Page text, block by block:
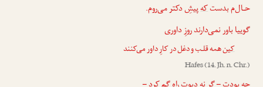
حـال‌م بدستکهپیشِ دکتر می‌روم.
گوییا باور نمی‌دارند روزِ داوری
کین همه قلـب و دغل در کارِ داور می‌کنند
Hafes(14. Jh. n. Chr.)